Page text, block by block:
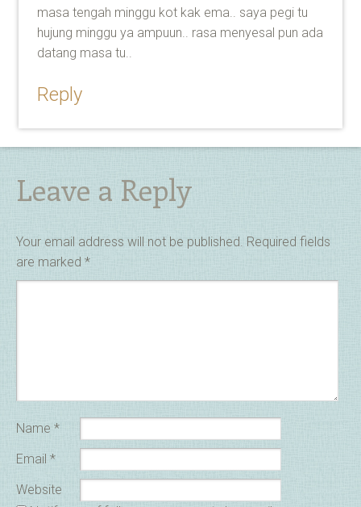
masa tengah minggu kot kak ema.. saya pegi tu
hujung minggu ya ampuun.. rasa menyesal pun ada
datang masa tu..
Reply
Leave a Reply
Your email address will not be published. Required fields
are marked *
Name *
Email *
Website